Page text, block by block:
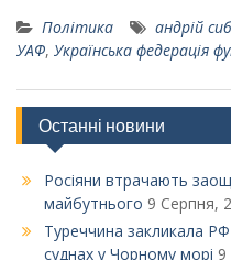
Політика андрій
УАФ, Українська федерація
Останні новини
Росіяни втрачають
майбутнього 9 Серпня,
Туреччина закликала
суднах у Чорному морі 9